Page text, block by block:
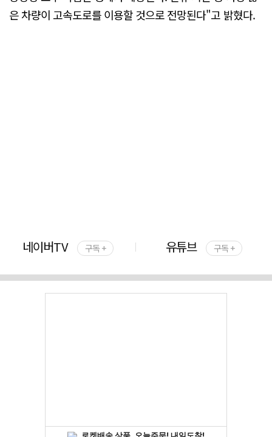
은 차량이 고속도로를 이용할 것으로 전망된다"고 밝혔다.
네이버TV 구독 + 유튜브 구독 +